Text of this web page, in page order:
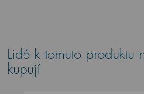
Lidé k tomuto produktu
kupují